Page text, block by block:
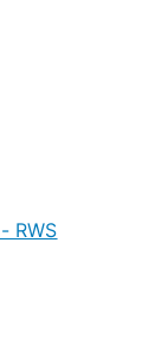
RWS